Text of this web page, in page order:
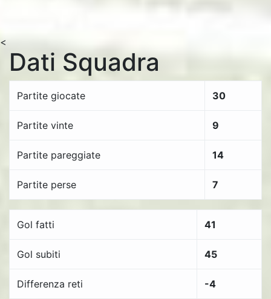
<
Dati Squadra
Partite giocate 30
Partite vinte 9
Partite pareggiate 14
Partite perse 7
Gol fatti 41
Gol subiti 45
Differenza reti -4